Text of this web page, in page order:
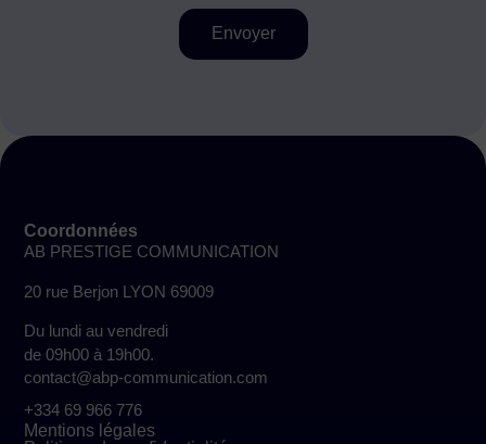
Envoyer
Coordonnées
AB PRESTIGE COMMUNICATION
20 rue Berjon LYON 69009
Du lundi au vendredi
de 09h00 à 19h00.
contact@abp-communication.com
+334 69 966 776
Mentions légales